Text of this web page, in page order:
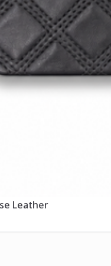
Leather